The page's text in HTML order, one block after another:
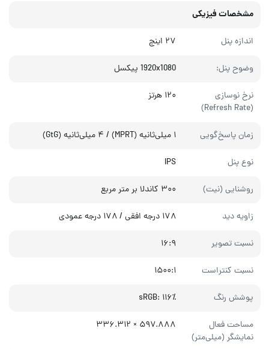
مشخصات فیزیکی
اندازه پنل ۲۷ اینچ
وضوح پنل: 1920x1080 پیکسل
نرخ نوسازی
(Refresh Rate)
۱۲۰ هرتز
زمان پاسخ‌گویی ۱ میلی‌ثانیه (MPRT) / ۴ میلی‌ثانیه (GtG)
نوع پنل IPS
روشنایی (نیت) ۳۰۰ کاندلا بر متر مربع
زاویه دید ۱۷۸ درجه افقی / ۱۷۸ درجه عمودی
نسبت تصویر ۱۶:۹
نسبت کنتراست ۱۵۰۰:۱
پوشش رنگ sRGB: ۱۱۶٪
مساحت فعال
نمایشگر (میلی‌متر)
۵۹۷.۸۸۸ × ۳۳۶.۳۱۲